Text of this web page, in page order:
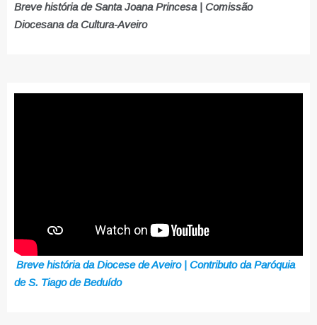
Breve história de Santa Joana Princesa | Comissão
Diocesana da Cultura-Aveiro
Breve história da Diocese de Aveiro | Contributo da Paróquia
de S. Tiago de Beduído